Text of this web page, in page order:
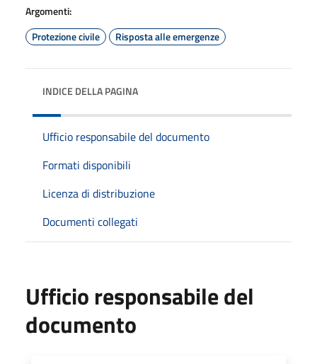
Argomenti:
Protezione civile
Risposta alle emergenze
INDICE DELLA PAGINA
Ufficio responsabile del documento
Formati disponibili
Licenza di distribuzione
Documenti collegati
Ufficio responsabile del
documento